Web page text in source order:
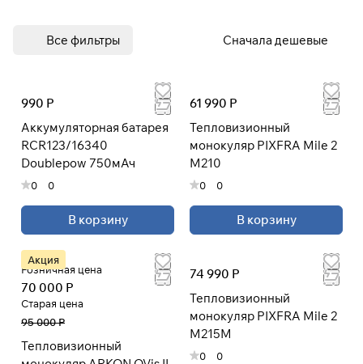
Все фильтры Сначала дешевые
990 Р
Аккумуляторная батарея
RCR123/16340
Doublepow 750мАч
0 0
В корзину
61 990 Р
Тепловизионный
монокуляр PIXFRA Mile 2
M210
0 0
В корзину
Акция
Розничная цена
70 000 Р
Старая цена
95 000 Р
Тепловизионный
74 990 Р
Тепловизионный
монокуляр PIXFRA Mile 2
M215М
0 0
При оформлении заказа
Оплачивайте сегодня только
картой любого банка
Получайте товар
выбранный способом
Оставшиеся75
% будут
списыватьсяс вашей карты
по
каждые 2 недели
* При оплате черезПЛАЙТ
скидки по купонам не
применяются.